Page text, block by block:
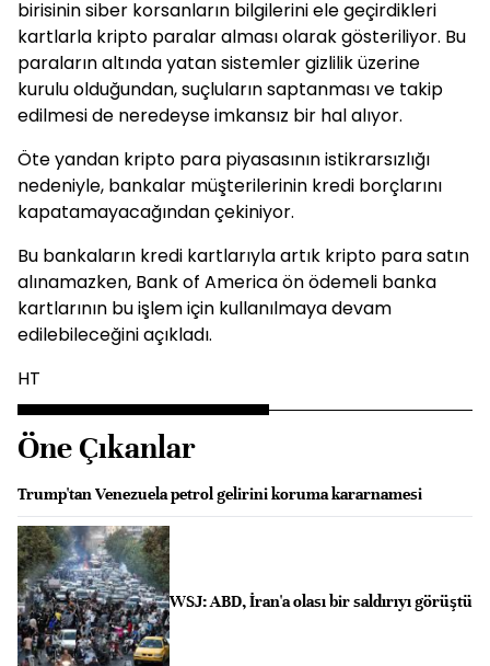
birisinin siber korsanların bilgilerini ele geçirdikleri
kartlarla kripto paralar alması olarak gösteriliyor. Bu
paraların altında yatan sistemler gizlilik üzerine
kurulu olduğundan, suçluların saptanması ve takip
edilmesi de neredeyse imkansız bir hal alıyor.
Öte yandan kripto para piyasasının istikrarsızlığı
nedeniyle, bankalar müşterilerinin kredi borçlarını
kapatamayacağından çekiniyor.
Bu bankaların kredi kartlarıyla artık kripto para satın
alınamazken, Bank of America ön ödemeli banka
kartlarının bu işlem için kullanılmaya devam
edilebileceğini açıkladı.
HT
Öne Çıkanlar
Trump'tan Venezuela petrol gelirini koruma kararnamesi
WSJ: ABD, İran'a olası bir saldırıyı görüştü